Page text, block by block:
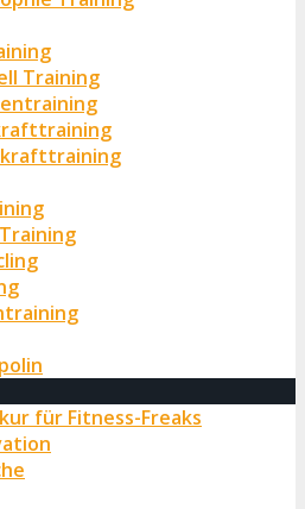
Training
für Fitness-Freaks